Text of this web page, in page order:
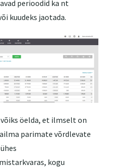
perioodid ka nt
kuudeks jaotada.
öelda, et ilmselt on
parimate võrdlevate
kogu